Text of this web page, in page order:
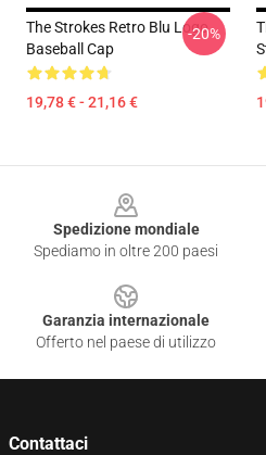
The Strokes Retro Blu Logo
Baseball Cap
19,78 € - 21,16 €
-20%
Spedizione mondiale
Spediamo in oltre 200 paesi
Garanzia internazionale
Offerto nel paese di utilizzo
Contattaci